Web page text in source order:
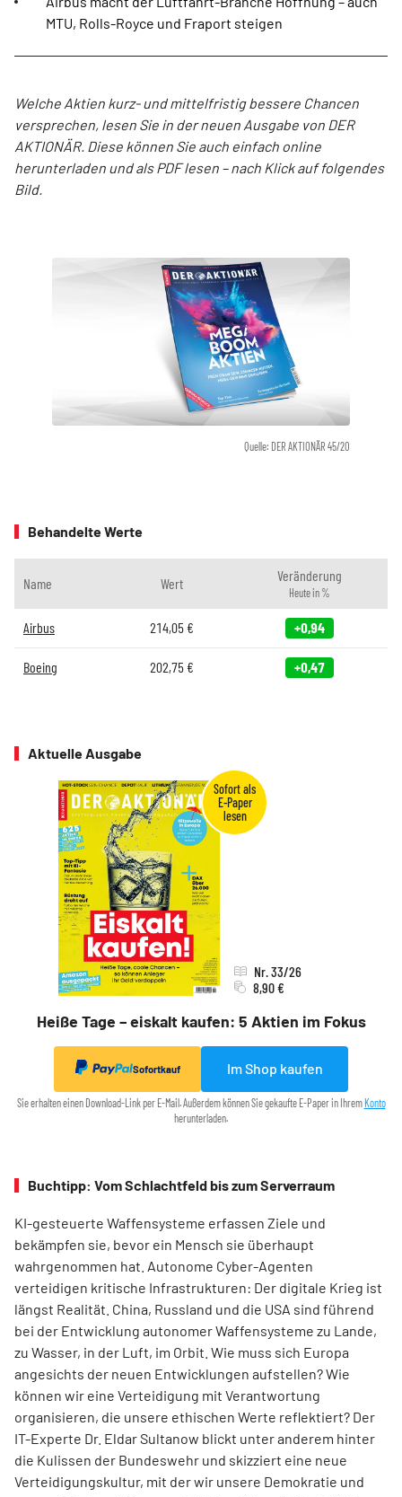
MTU, Rolls-Royce und Fraport steigen
Welche Aktien kurz- und mittelfristig bessere Chancen
versprechen, lesen Sie in der neuen Ausgabe von DER
AKTIONÄR. Diese können Sie auch einfach online
herunterladen und als PDF lesen – nach Klick auf folgendes
Bild.
Quelle: DER AKTIONÄR 45/20
Behandelte Werte
Name Wert Veränderung
Heute in %
Airbus 214,05 € +0,94
Boeing 202,75 € +0,47
Aktuelle Ausgabe
Heiße Tage – eiskalt kaufen: 5 Aktien im Fokus
Nr. 33/26
8,90 €
Sofortkauf Im Shop kaufen
Sie erhalten einen Download-Link per E-Mail. Außerdem können Sie gekaufte E-Paper in IhremKonto
herunterladen.
Buchtipp: Vom Schlachtfeld bis zum Serverraum
KI-gesteuerte Waffensysteme erfassen Ziele und
bekämpfen sie, bevor ein Mensch sie überhaupt
wahrgenommen hat. Autonome Cyber-Agenten
verteidigen kritische Infrastrukturen: Der digitale Krieg ist
längst Realität. China, Russland und die USA sind führend
bei der Entwicklung autonomer Waffensysteme zu Lande,
zu Wasser, in der Luft, im Orbit. Wie muss sich Europa
angesichts der neuen Entwicklungen aufstellen? Wie
können wir eine Verteidigung mit Verantwortung
organisieren, die unsere ethischen Werte reflektiert? Der
IT-Experte Dr. Eldar Sultanow blickt unter anderem hinter
die Kulissen der Bundeswehr und skizziert eine neue
Verteidigungskultur, mit der wir unsere Demokratie und